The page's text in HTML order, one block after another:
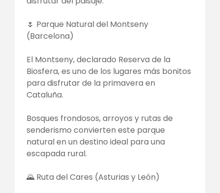
🌷 Parque Natural del Montseny
(Barcelona)
El Montseny, declarado Reserva de la
Biosfera, es uno de los lugares más bonitos
para disfrutar de la primavera en
Cataluña.
Bosques frondosos, arroyos y rutas de
senderismo convierten este parque
natural en un destino ideal para una
escapada rural.
🌄 Ruta del Cares (Asturias y León)